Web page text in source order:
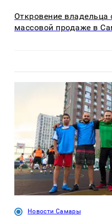
Откровение владельца
массовой продаже в
Новости Самары